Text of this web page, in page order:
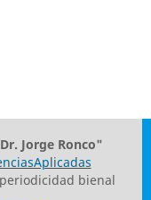
Jorge Ronco"
bienal